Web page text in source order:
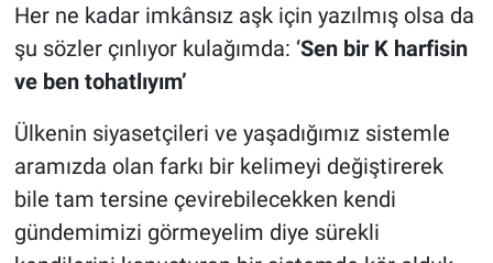
Her ne kadar imkânsız aşk için yazılmış olsa da
şu sözler çınlıyor kulağımda: ‘Sen bir K harfisin
ve ben tohatlıyım’
Ülkenin siyasetçileri ve yaşadığımız sistemle
aramızda olan farkı bir kelimeyi değiştirerek
bile tam tersine çevirebilecekken kendi
gündemimizi görmeyelim diye sürekli